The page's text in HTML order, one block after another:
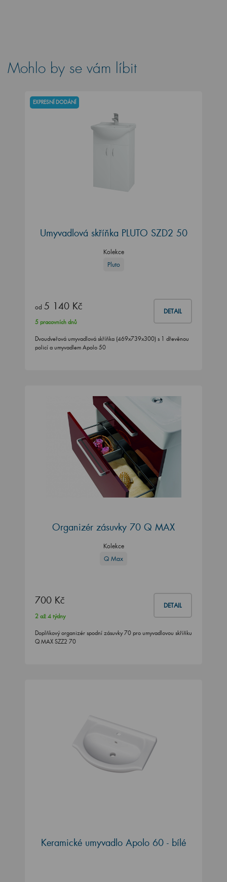
Mohlo by se vám líbit
EXPRESNÍ DODÁNÍ
Umyvadlová skříňka PLUTO SZD2 50
Kolekce
Pluto
od 5 140 Kč DETAIL
5 pracovních dnů
Dvoudveřová umyvadlová skříňka (469x739x300) s 1 dřevěnou
policí a umyvadlem Apolo 50
Organizér zásuvky 70 Q MAX
Kolekce
Q Max
700 Kč DETAIL
2 až 4 týdny
Doplňkový organizér spodní zásuvky 70 pro umyvadlovou skříňku
Q MAX SZZ2 70
Keramické umyvadlo Apolo 60 - bílé